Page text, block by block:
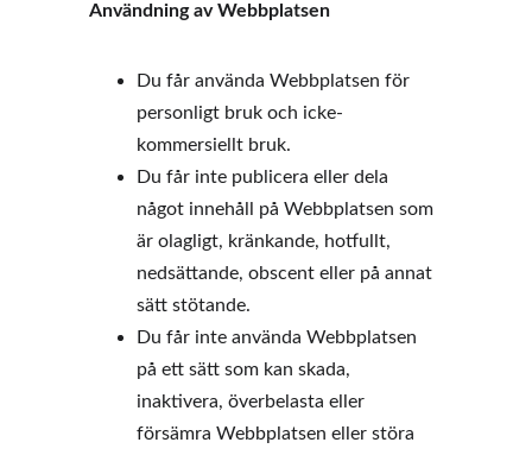
Användning av Webbplatsen
Du får använda Webbplatsen för
personligt bruk och icke-
kommersiellt bruk.
Du får inte publicera eller dela
något innehåll på Webbplatsen som
är olagligt, kränkande, hotfullt,
nedsättande, obscent eller på annat
sätt stötande.
Du får inte använda Webbplatsen
på ett sätt som kan skada,
inaktivera, överbelasta eller
försämra Webbplatsen eller störa